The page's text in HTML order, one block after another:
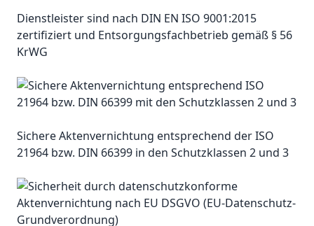
Dienstleister sind nach DIN EN ISO 9001:2015
zertifiziert und Entsorgungsfachbetrieb gemäß § 56
KrWG
Sichere Aktenvernichtung entsprechend der ISO
21964 bzw. DIN 66399 in den Schutzklassen 2 und 3